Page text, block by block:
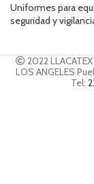
Uniformes para
seguridad y
2022
LOS ANGELES
Tel: